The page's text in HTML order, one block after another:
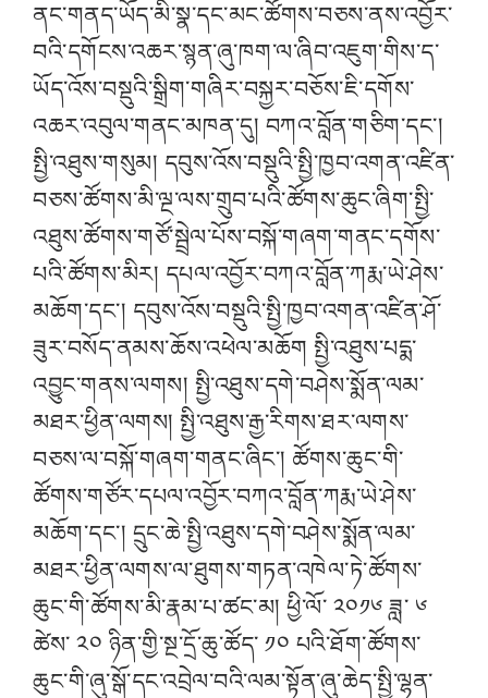
ནང་གནད་ཡོད་མི་སྣ་དང་མང་ཚོགས་བཅས་ནས་འབྱོར་
བའི་དགོངས་འཆར་སྙན་ཞུ་ཁག་ལ་ཞིབ་འཇུག་གིས་ད་
ཡོད་འོས་བསྡུའི་སྒྲིག་གཞིར་བསྐྱར་བཅོས་ཇི་དགོས་
འཆར་འབུལ་གནང་མཁན་དུ། བཀའ་བློན་གཅིག་དང་།
སྤྱི་འཐུས་གསུམ། དབུས་འོས་བསྡུའི་སྤྱི་ཁྱབ་འགན་འཛིན་
བཅས་ཚོགས་མི་ལྔ་ལས་གྲུབ་པའི་ཚོགས་ཆུང་ཞིག་སྤྱི་
འཐུས་ཚོགས་གཙོ་སྦྲེལ་པོས་བསྐོ་གཞག་གནང་དགོས་
པའི་ཚོགས་མིར། དཔལ་འབྱོར་བཀའ་བློན་ཀརྨ་ཡེ་ཤེས་
མཆོག་དང་། དབུས་འོས་བསྡུའི་སྤྱི་ཁྱབ་འགན་འཛིན་ཤོ་
ཟུར་བསོད་ནམས་ཆོས་འཕེལ་མཆོག སྤྱི་འཐུས་པདྨ་
འབྱུང་གནས་ལགས། སྤྱི་འཐུས་དགེ་བཤེས་སྨོན་ལམ་
མཐར་ཕྱིན་ལགས། སྤྱི་འཐུས་རྒྱ་རིགས་ཐར་ལགས་
བཅས་ལ་བསྐོ་གཞག་གནང་ཞིང་། ཚོགས་ཆུང་གི་
ཚོགས་གཙོར་དཔལ་འབྱོར་བཀའ་བློན་ཀརྨ་ཡེ་ཤེས་
མཆོག་དང་། དྲུང་ཆེ་སྤྱི་འཐུས་དགེ་བཤེས་སྨོན་ལམ་
མཐར་ཕྱིན་ལགས་ལ་ཐུགས་གཏན་འཁེལ་ཏེ་ཚོགས་
ཆུང་གི་ཚོགས་མི་རྣམ་པ་ཚང་མ། ཕྱི་ལོ་ ༢༠༡༦ ཟླ་ ༦
ཚེས་ ༢༠ ཉིན་གྱི་སྔ་དྲོ་ཆུ་ཚོད་ ༡༠ པའི་ཐོག་ཚོགས་
ཆུང་གི་ཞུ་སྒོ་དང་འབྲེལ་བའི་ལམ་སྟོན་ཞུ་ཆེད་སྤྱི་ལྷན་